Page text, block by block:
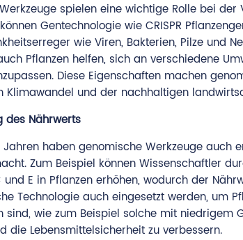
spielen eine wichtige Rolle bei
Gentechnologie wie CRISPR
wie Viren, Bakterien, Pilze und
Pflanzen helfen, sich an verschiedene
Diese Eigenschaften machen
Klimawandel und der nachhaltigen
des Nährwerts
Jahren haben genomische Werkzeuge
Zum Beispiel können Wissenschaftler
und E in Pflanzen erhöhen, wodurch der
Technologie auch eingesetzt werden, um
sind, wie zum Beispiel solche mit niedrigem
die Lebensmittelsicherheit zu verbessern.